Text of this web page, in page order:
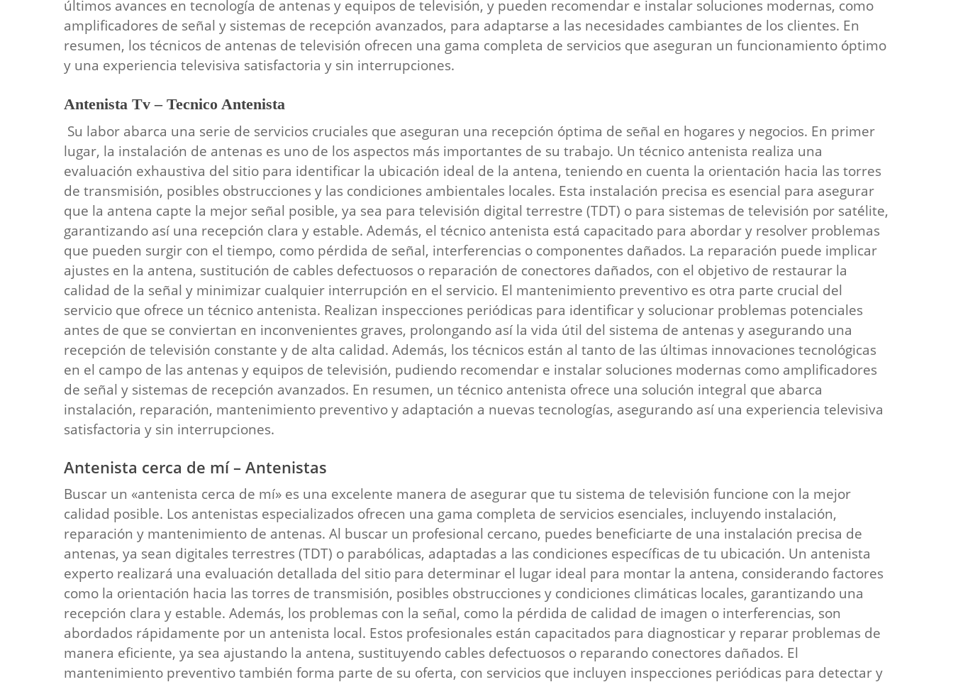
últimos avances en tecnología de antenas y equipos de televisión, y pueden recomendar e instalar soluciones modernas, como
amplificadores de señal y sistemas de recepción avanzados, para adaptarse a las necesidades cambiantes de los clientes. En
resumen, los técnicos de antenas de televisión ofrecen una gama completa de servicios que aseguran un funcionamiento óptimo
y una experiencia televisiva satisfactoria y sin interrupciones.
Antenista Tv – Tecnico Antenista
Su labor abarca una serie de servicios cruciales que aseguran una recepción óptima de señal en hogares y negocios. En primer
lugar, la instalación de antenas es uno de los aspectos más importantes de su trabajo. Un técnico antenista realiza una
evaluación exhaustiva del sitio para identificar la ubicación ideal de la antena, teniendo en cuenta la orientación hacia las torres
de transmisión, posibles obstrucciones y las condiciones ambientales locales. Esta instalación precisa es esencial para asegurar
que la antena capte la mejor señal posible, ya sea para televisión digital terrestre (TDT) o para sistemas de televisión por satélite,
garantizando así una recepción clara y estable. Además, el técnico antenista está capacitado para abordar y resolver problemas
que pueden surgir con el tiempo, como pérdida de señal, interferencias o componentes dañados. La reparación puede implicar
ajustes en la antena, sustitución de cables defectuosos o reparación de conectores dañados, con el objetivo de restaurar la
calidad de la señal y minimizar cualquier interrupción en el servicio. El mantenimiento preventivo es otra parte crucial del
servicio que ofrece un técnico antenista. Realizan inspecciones periódicas para identificar y solucionar problemas potenciales
antes de que se conviertan en inconvenientes graves, prolongando así la vida útil del sistema de antenas y asegurando una
recepción de televisión constante y de alta calidad. Además, los técnicos están al tanto de las últimas innovaciones tecnológicas
en el campo de las antenas y equipos de televisión, pudiendo recomendar e instalar soluciones modernas como amplificadores
de señal y sistemas de recepción avanzados. En resumen, un técnico antenista ofrece una solución integral que abarca
instalación, reparación, mantenimiento preventivo y adaptación a nuevas tecnologías, asegurando así una experiencia televisiva
satisfactoria y sin interrupciones.
Antenista cerca de mí – Antenistas
Buscar un «antenista cerca de mí» es una excelente manera de asegurar que tu sistema de televisión funcione con la mejor
calidad posible. Los antenistas especializados ofrecen una gama completa de servicios esenciales, incluyendo instalación,
reparación y mantenimiento de antenas. Al buscar un profesional cercano, puedes beneficiarte de una instalación precisa de
antenas, ya sean digitales terrestres (TDT) o parabólicas, adaptadas a las condiciones específicas de tu ubicación. Un antenista
experto realizará una evaluación detallada del sitio para determinar el lugar ideal para montar la antena, considerando factores
como la orientación hacia las torres de transmisión, posibles obstrucciones y condiciones climáticas locales, garantizando una
recepción clara y estable. Además, los problemas con la señal, como la pérdida de calidad de imagen o interferencias, son
abordados rápidamente por un antenista local. Estos profesionales están capacitados para diagnosticar y reparar problemas de
manera eficiente, ya sea ajustando la antena, sustituyendo cables defectuosos o reparando conectores dañados. El
mantenimiento preventivo también forma parte de su oferta, con servicios que incluyen inspecciones periódicas para detectar y